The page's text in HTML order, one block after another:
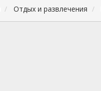
Отдых и развлечения